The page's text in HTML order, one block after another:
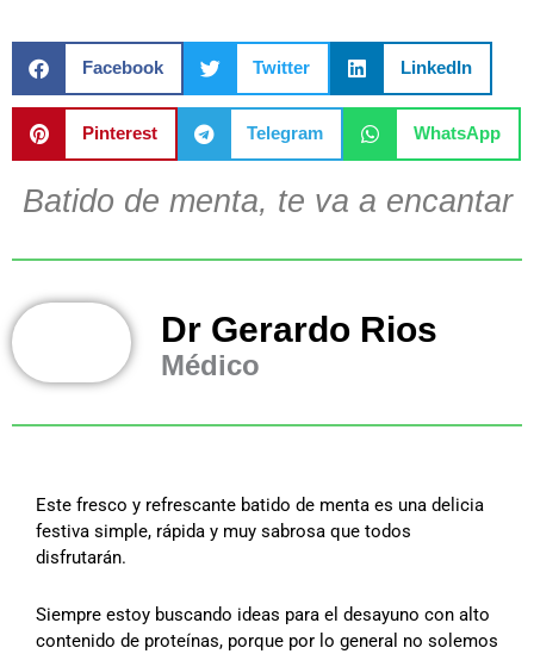
Facebook Twitter LinkedIn
Pinterest Telegram WhatsApp
Batido de menta, te va a encantar
Dr Gerardo Rios
Médico
Este fresco y refrescante batido de menta es una delicia
festiva simple, rápida y muy sabrosa que todos
disfrutarán.
Siempre estoy buscando ideas para el desayuno con alto
contenido de proteínas, porque por lo general no solemos